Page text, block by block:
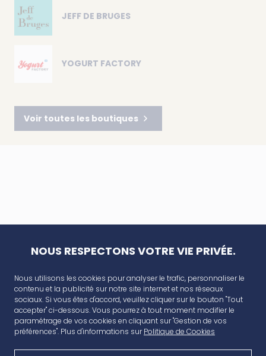
JEFF DE BRUGES
YOGURT FACTORY
Voir toutes les boutiques
NOUS RESPECTONS VOTRE VIE PRIVÉE.
Nous utilisons les cookies pour analyser le trafic, personnaliser le
contenu et la publicité sur notre site internet et nos réseaux
sociaux. Si vous êtes d'accord, veuillez cliquer sur le bouton "Tout
accepter" ci-dessous. Vous pourrez à tout moment modifier le
paramétrage de vos cookies en cliquant sur "Gestion de vos
préférences". Plus d'informations surPolitique de Cookies